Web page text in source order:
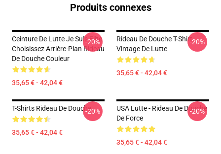
Produits connexes
Ceinture De Lutte Je Suis Elite
Choisissez Arrière-Plan Rideau
De Douche Couleur
35,65 € - 42,04 €
-20%
Rideau De Douche T-Shirt
Vintage De Lutte
35,65 € - 42,04 €
-20%
T-Shirts Rideau De Douche
35,65 € - 42,04 €
-20%
USA Lutte - Rideau De Douche
De Force
35,65 € - 42,04 €
-20%